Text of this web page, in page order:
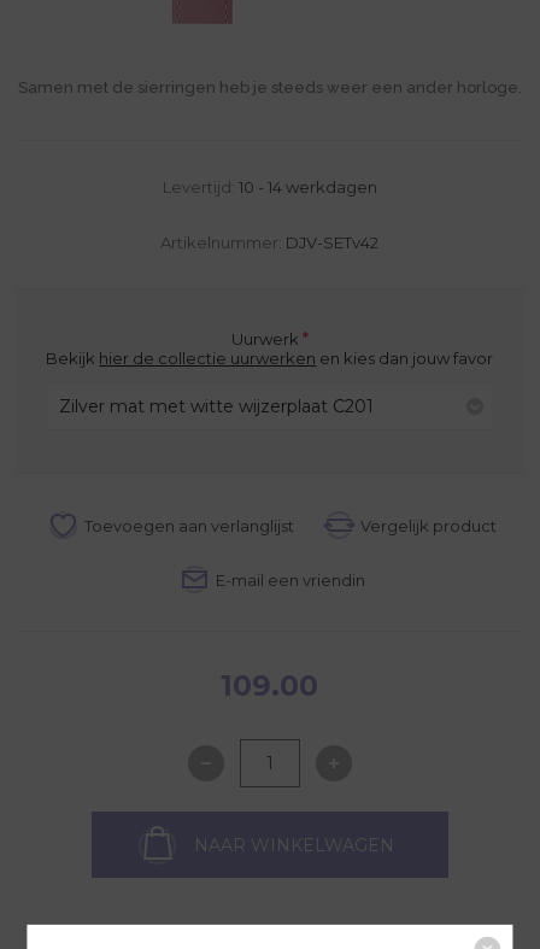
Samen met de sierringen heb je steeds weer een ander horloge.
Levertijd: 10 - 14 werkdagen
Artikelnummer: DJV-SETv42
Uurwerk *
Bekijk hier de collectie uurwerken en kies dan jouw favoriete
Zilver mat met witte wijzerplaat C201
109.00
NAAR WINKELWAGEN